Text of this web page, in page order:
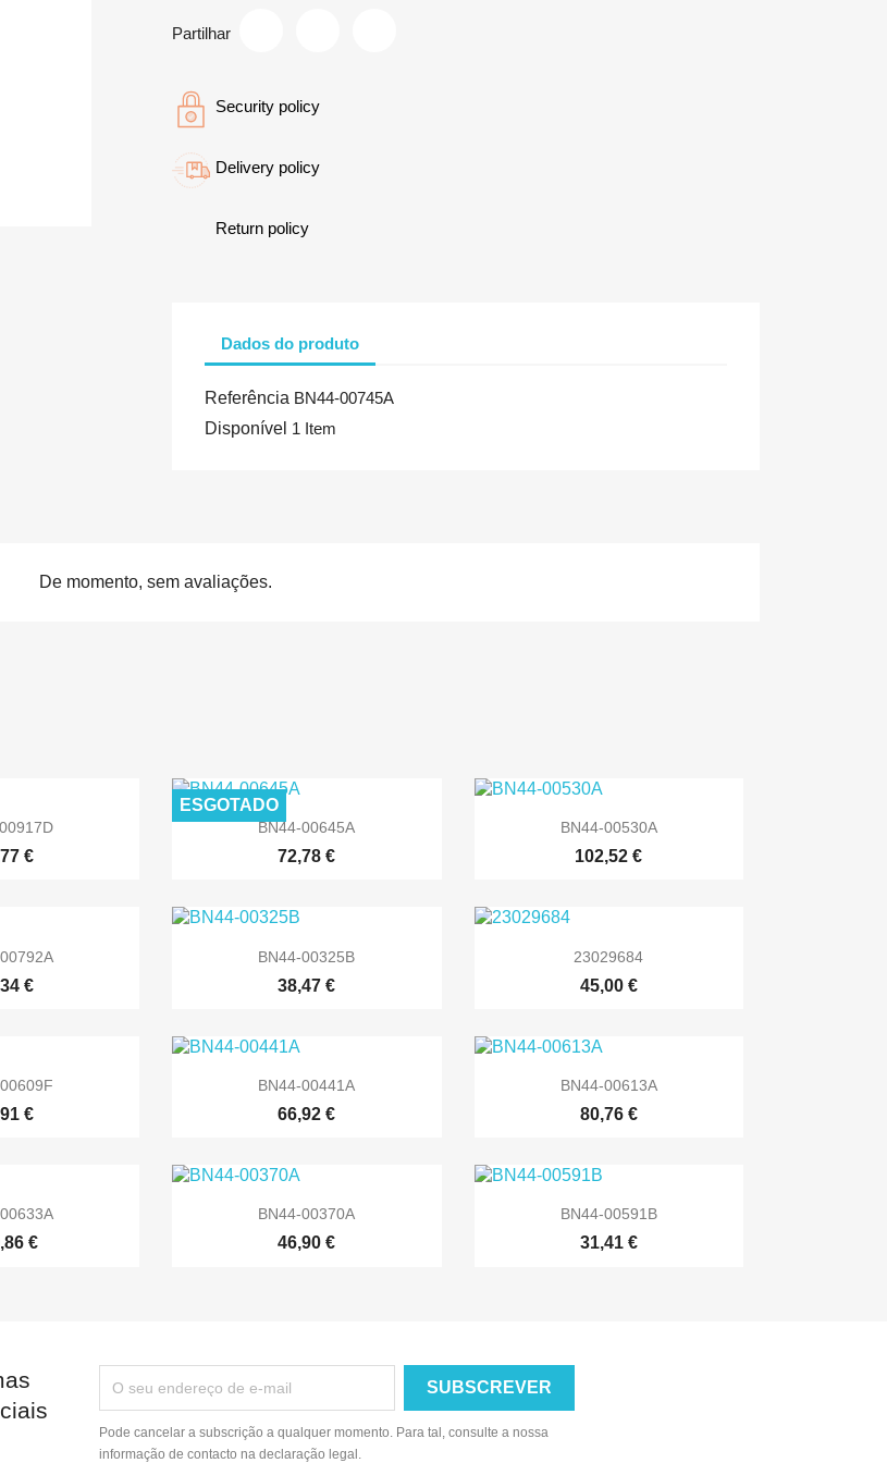
Partilhar
Security policy
Delivery policy
Return policy
Dados do produto
Referência BN44-00745A
Disponível 1 Item
De momento, sem avaliações.
rápida
€
 Vista rápida
BN44-00645A
72,78 €
ESGOTADO
 Vista rápida
BN44-00530A
102,52 €
rápida
€
 Vista rápida
BN44-00325B
38,47 €
Vista rápida
23029684
45,00 €
rápida
€
 Vista rápida
BN44-00441A
66,92 €
 Vista rápida
BN44-00613A
80,76 €
rápida
€
 Vista rápida
BN44-00370A
46,90 €
 Vista rápida
BN44-00591B
31,41 €
Pode cancelar a subscrição a qualquer momento. Para tal, consulte a nossa
informação de contacto na declaração legal.